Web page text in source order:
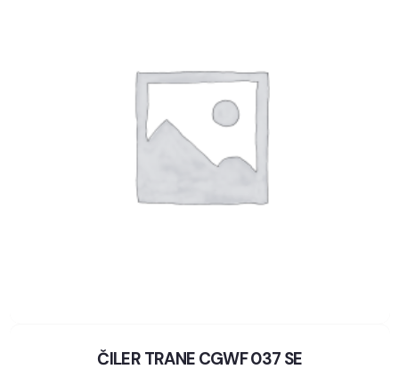
ČILER TRANE CGWF 037 SE